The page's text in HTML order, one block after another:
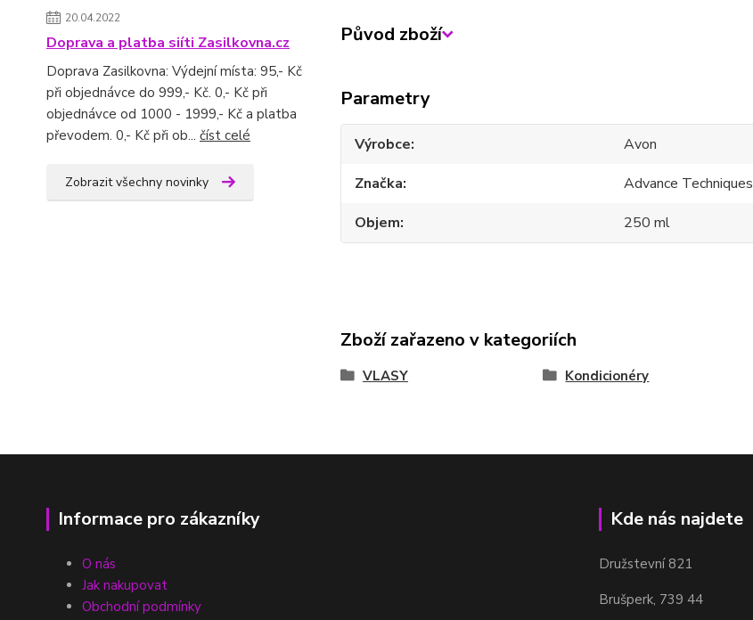
20.04.2022
Doprava a platba siíti Zasilkovna.cz
Doprava Zasilkovna: Výdejní místa: 95,- Kč
při objednávce do 999,- Kč. 0,- Kč při
objednávce od 1000 - 1999,- Kč a platba
převodem. 0,- Kč při ob... číst celé
Zobrazit všechny novinky
Původ zboží
Parametry
Výrobce
Avon
Značka
Advance Techniques
Objem
250 ml
Zboží zařazeno v kategoriích
VLASY Kondicionéry
Informace pro zákazníky
O nás
Jak nakupovat
Obchodní podmínky
Kde nás najdete
Družstevní 821
Brušperk, 739 44